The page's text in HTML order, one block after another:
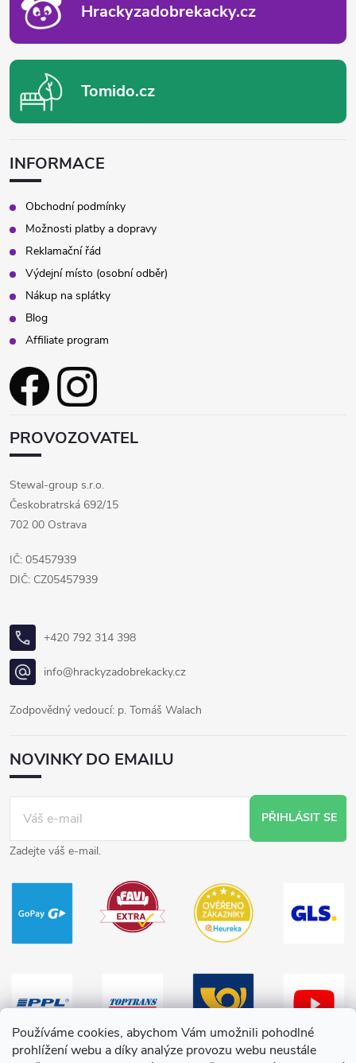
Používáme cookies, abychom Vám umožnili pohodlné
prohlížení webu a díky analýze provozu webu neustále
Hrackyzadobrekacky.cz
Tomido.cz
INFORMACE
Obchodní podmínky
Možnosti platby a dopravy
Reklamační řád
Výdejní místo (osobní odběr)
Nákup na splátky
Blog
Affiliate program
PROVOZOVATEL
Stewal-group s.r.o.
Českobratrská 692/15
702 00 Ostrava
IČ: 05457939
DIČ: CZ05457939
+420 792 314 398
info@hrackyzadobrekacky.cz
Zodpovědný vedoucí: p. Tomáš Walach
NOVINKY DO EMAILU
PŘIHLÁSIT SE
Zadejte váš e-mail.